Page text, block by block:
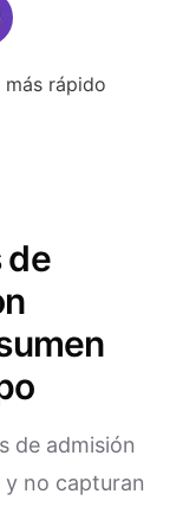
rápido
de
de admisión
y no capturan